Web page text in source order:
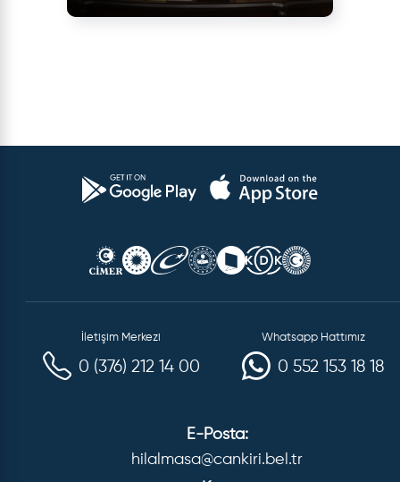
İletişim Merkezi
0 (376) 212 14 00
Whatsapp Hattımız
0 552 153 18 18
E-Posta:
hilalmasa@cankiri.bel.tr